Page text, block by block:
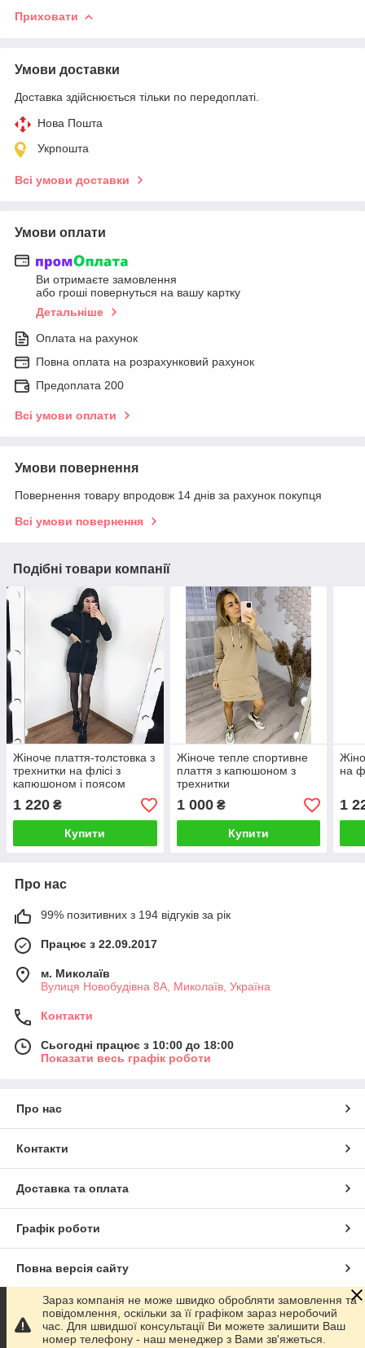
Приховати
Умови доставки
Доставка здійснюється тільки по передоплаті.
Нова Пошта
Укрпошта
Всі умови доставки
Умови оплати
Ви отримаєте замовлення
або гроші повернуться на вашу картку
Детальніше
Оплата на рахунок
Повна оплата на розрахунковий рахунок
Предоплата 200
Всі умови оплати
Умови повернення
Повернення товару впродовж 14 днів за рахунок покупця
Всі умови повернення
Подібні товари компанії
Жіноче плаття-толстовка з
трехнитки на флісі з
капюшоном і поясом
1 220 ₴
Купити
Жіноче тепле спортивне
плаття з капюшоном з
трехнитки
1 000₴
Купити
на
1
Про нас
99% позитивних з 194 відгуків за рік
Працює з 22.09.2017
м. Миколаїв
Вулиця Новобудівна 8А, Миколаїв, Україна
Контакти
Сьогодні працює з 10:00 до 18:00
Показати весь графік роботи
Про нас
Контакти
Доставка та оплата
Графік роботи
Повна версія сайту
Сайт створено на маркетплейсіProm.ua
Зараз компанія не може швидко обробляти замовлення та
повідомлення, оскільки за її графіком зараз неробочий
час. Для швидшої консультації Ви можете залишити Ваш
номер телефону - наш менеджер з Вами зв'яжеться.